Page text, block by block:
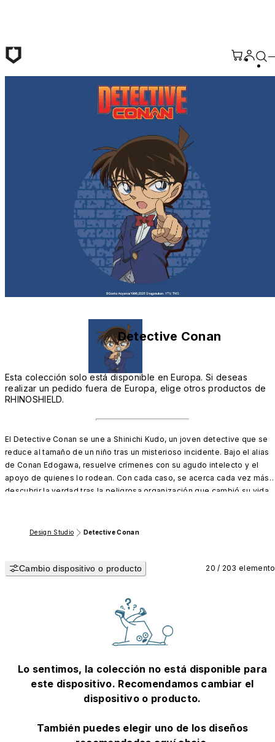
Detective Conan
Esta colección solo está disponible en Europa. Si deseas
realizar un pedido fuera de Europa, elige otros productos de
RHINOSHIELD.
El Detective Conan se une a Shinichi Kudo, un joven detective que se
reduce al tamaño de un niño tras un misterioso incidente. Bajo el alias
de Conan Edogawa, resuelve crímenes con su agudo intelecto y el
apoyo de quienes lo rodean. Con cada caso, se acerca cada vez más
descubrir la verdad tras la peligrosa organización que cambió su vida.
descubrir!Design Studio Detective Conan
Cambio dispositivo o producto 20 / 203
Lo sentimos, la colección no está disponible para
este dispositivo. Recomendamos cambiar el
dispositivo o producto.
También puedes elegir uno de los diseños